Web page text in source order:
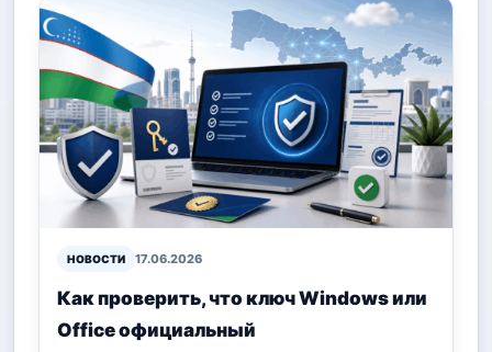
НОВОСТИ 17.06.2026
Как проверить, что ключ Windows или
Office официальный